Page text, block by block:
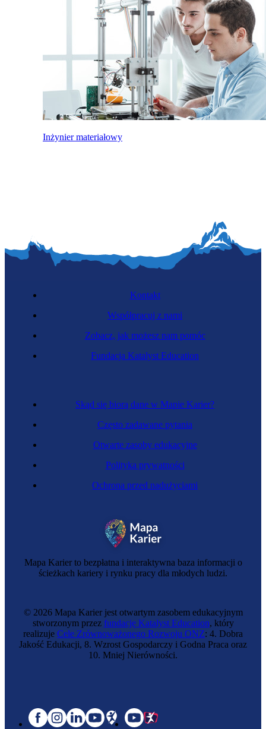
Inżynier materiałowy
Mapa Karier to bezpłatna i interaktywna baza informacji o
ścieżkach kariery i rynku pracy dla młodych ludzi.
Skąd się biorą dane w Mapie Karier?
Często zadawane pytania
Otwarte zasoby edukacyjne
Polityka prywatności
Ochrona przed nadużyciami
Kontakt
Współpracuj z nami
Zobacz, jak możesz nam pomóc
Fundacja Katalyst Education
© 2026 Mapa Karier jest otwartym zasobem edukacyjnym
stworzonym przez fundację Katalyst Education, który
realizuje Cele Zrównoważonego Rozwoju ONZ: 4. Dobra
Jakość Edukacji, 8. Wzrost Gospodarczy i Godna Praca oraz
10. Mniej Nierówności.